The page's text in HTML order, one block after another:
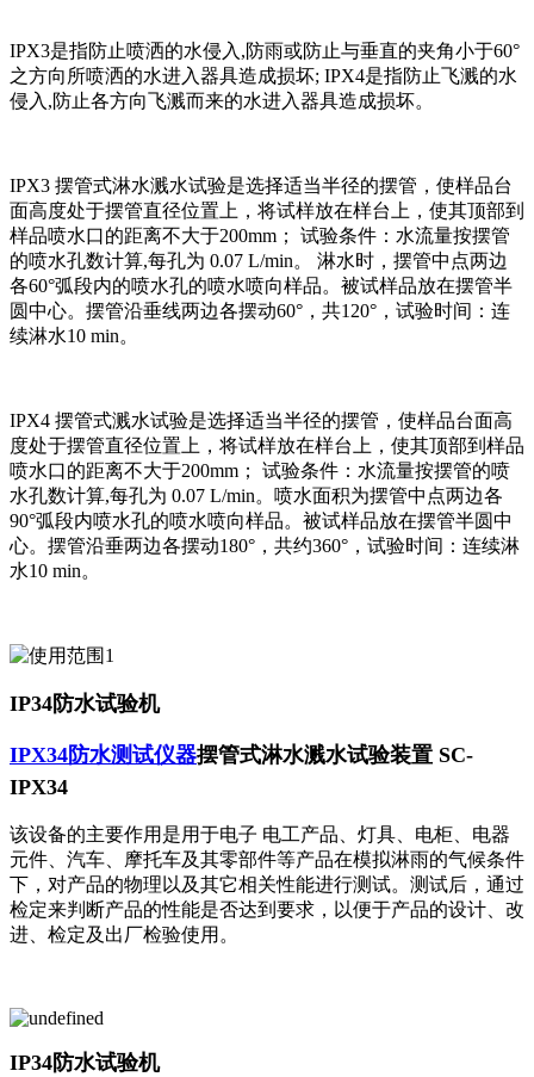
IPX3是指防止喷洒的水侵入,防雨或防止与垂直的夹角小于60°
之方向所喷洒的水进入器具造成损坏; IPX4是指防止飞溅的水
侵入,防止各方向飞溅而来的水进入器具造成损坏。
IPX3 摆管式淋水溅水试验是选择适当半径的摆管，使样品台
面高度处于摆管直径位置上，将试样放在样台上，使其顶部到
样品喷水口的距离不大于200mm； 试验条件：水流量按摆管
的喷水孔数计算,每孔为 0.07 L/min。 淋水时，摆管中点两边
各60°弧段内的喷水孔的喷水喷向样品。被试样品放在摆管半
圆中心。摆管沿垂线两边各摆动60°，共120°，试验时间：连
续淋水10 min。
IPX4 摆管式溅水试验是选择适当半径的摆管，使样品台面高
度处于摆管直径位置上，将试样放在样台上，使其顶部到样品
喷水口的距离不大于200mm； 试验条件：水流量按摆管的喷
水孔数计算,每孔为 0.07 L/min。喷水面积为摆管中点两边各
90°弧段内喷水孔的喷水喷向样品。被试样品放在摆管半圆中
心。摆管沿垂两边各摆动180°，共约360°，试验时间：连续淋
水10 min。
IP34防水试验机
IPX34防水测试仪器摆管式淋水溅水试验装置 SC-
IPX34
该设备的主要作用是用于电子 电工产品、灯具、电柜、电器
元件、汽车、摩托车及其零部件等产品在模拟淋雨的气候条件
下，对产品的物理以及其它相关性能进行测试。测试后，通过
检定来判断产品的性能是否达到要求，以便于产品的设计、改
进、检定及出厂检验使用。
IP34防水试验机